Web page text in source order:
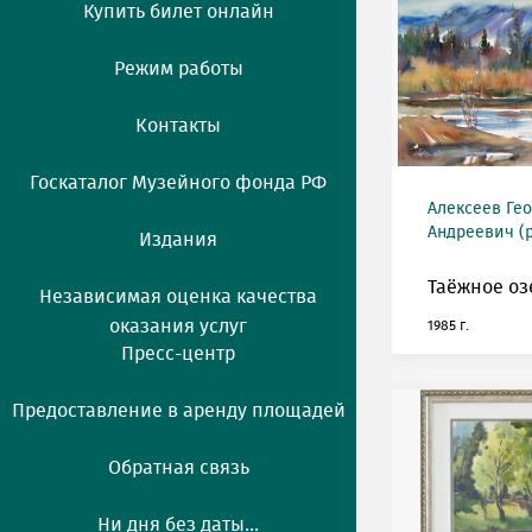
Купить билет онлайн
Режим работы
Контакты
Госкаталог Музейного фонда РФ
Издания
Независимая оценка качества
оказания услуг
Пресс-центр
Предоставление в аренду площадей
Обратная связь
Ни дня без даты...
Алексеев
Андреевич
Таёжное
1985 г.